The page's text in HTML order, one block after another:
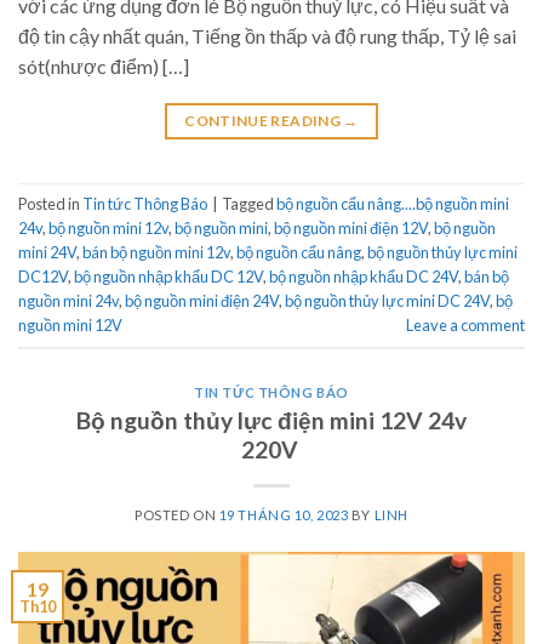
với các ứng dụng đơn lẻ Bộ nguồn thuỷ lực, có Hiệu suất và
độ tin cậy nhất quán, Tiếng ồn thấp và độ rung thấp, Tỷ lệ sai
sót(nhược điểm) […]
CONTINUE READING →
Posted in Tin tức Thông Báo Taggedbộ nguồn cẩu nâng....bộ nguồn mini
24v,bộ nguồn mini 12v,bộ nguồn mini,bộ nguồn mini điện 12V,bộ nguồn
mini 24V,bán bộ nguồn mini 12v,bộ nguồn cẩu nâng,bộ nguồn thủy lực mini
DC12V,bộ nguồn nhập khẩu DC 12V,bộ nguồn nhập khẩu DC 24V,bán bộ
nguồn mini 24v,bộ nguồn mini điện 24V,bộ nguồn thủy lực mini DC 24V,bộ
nguồn mini 12V
Leave a comment
TIN TỨC THÔNG BÁO
Bộ nguồn thủy lực điện mini 12V 24v
220V
POSTED ON 19 THÁNG 10, 2023 BY LINH
19
Th10